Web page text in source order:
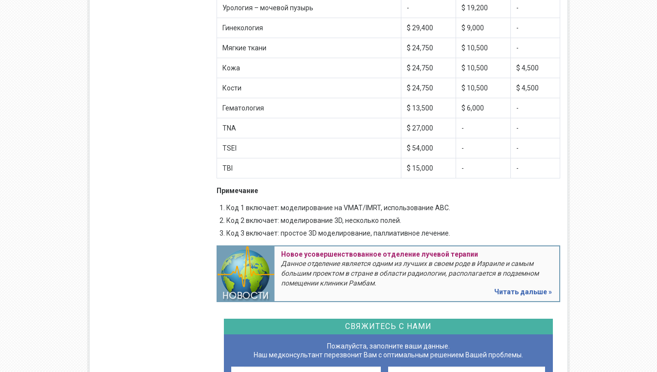
Урология – мочевой пузырь - $ 19,200 -
Гинекология $ 29,400 $ 9,000 -
Мягкие ткани $ 24,750 $ 10,500 -
Кожа $ 24,750 $ 10,500 $ 4,500
Кости $ 24,750 $ 10,500 $ 4,500
Гематология $ 13,500 $ 6,000 -
TNA $ 27,000 - -
TSEI $ 54,000 - -
TBI $ 15,000 - -
Примечание
Код 1 включает: моделирование на VMAT/IMRT, использование ABC.
Код 2 включает: моделирование 3D, несколько полей.
Код 3 включает: простое 3D моделирование, паллиативное лечение.
Новое усовершенствованное отделение лучевой терапии
Данное отделение является одним из лучших в своем роде в Израиле и самым
большим проектом в стране в области радиологии, располагается в подземном
помещении клиники Рамбам.
Читать дальше »
СВЯЖИТЕСЬ С НАМИ
Пожалуйста, заполните ваши данные.
Наш медконсультант перезвонит Вам с оптимальным решением Вашей проблемы.